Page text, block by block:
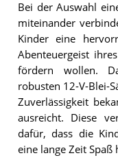
Bei der Auswahl
miteinander
Kinder eine
Abenteuergeist
fördern wollen.
robusten 12-V-Blei-
Zuverlässigkeit
ausreicht. Diese
dafür, dass die
eine lange Zeit